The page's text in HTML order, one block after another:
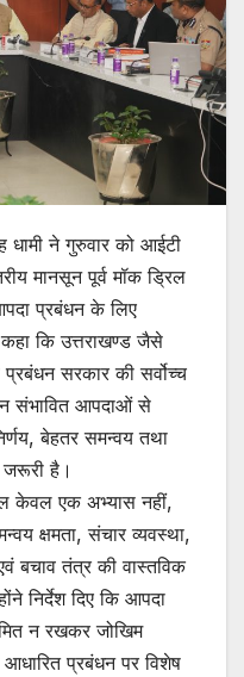
धामी ने गुरुवार को आईटी
मानसून पूर्व मॉक ड्रिल
प्रबंधन के लिए
कि उत्तराखण्ड जैसे
सरकार की सर्वोच्च
संभावित आपदाओं से
बेहतर समन्वय तथा
है।
केवल एक अभ्यास नहीं,
क्षमता, संचार व्यवस्था,
बचाव तंत्र की वास्तविक
निर्देश दिए कि आपदा
न रखकर जोखिम
प्रबंधन पर विशेष